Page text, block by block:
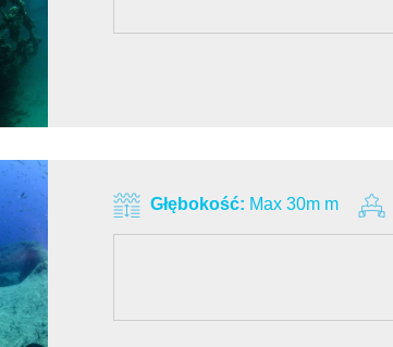
Głębokość: Max 30m m